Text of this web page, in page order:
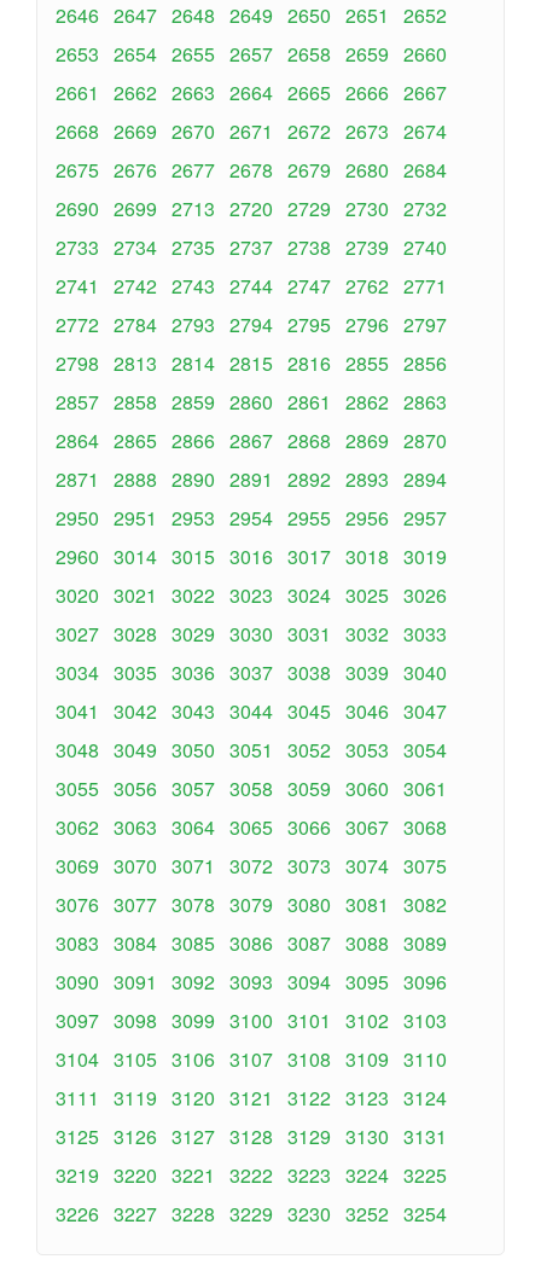
2646 2647 2648 2649 2650 2651
2652
2653 2654 2655 2657 2658 2659 2660
2661
2662 2663 2664 2665 2666 2667
2668 2669 2670 2671 2672 2673 2674
2675 2676 2677 2678 2679 2680 2684
2690 2699 2713 2720 2729 2730 2732
2733 2734 2735 2737 2738 2739 2740
2741
2742 2743 2744 2747 2762 2771
2772 2784 2793 2794 2795 2796 2797
2798 2813 2814 2815 2816 2855 2856
2857 2858 2859 2860 2861 2862 2863
2864 2865 2866 2867 2868 2869 2870
2871
2888 2890 2891 2892 2893 2894
2950 2951 2953 2954 2955 2956 2957
2960 3014 3015 3016 3017 3018 3019
3020 3021 3022 3023 3024 3025 3026
3027 3028 3029 3030 3031 3032 3033
3034 3035 3036 3037 3038 3039 3040
3041
3042 3043 3044 3045 3046 3047
3048 3049 3050 3051 3052 3053 3054
3055 3056 3057 3058 3059 3060 3061
3062 3063 3064 3065 3066 3067 3068
3069 3070 3071 3072 3073 3074 3075
3076 3077 3078 3079 3080 3081
3082
3083 3084 3085 3086 3087 3088 3089
3090 3091 3092 3093 3094 3095 3096
3097 3098 3099 3100 3101 3102 3103
3104 3105 3106 3107 3108 3109 3110
3111
3119 3120 3121 3122 3123 3124
3125 3126 3127 3128 3129 3130 3131
3219 3220 3221 3222 3223 3224 3225
3226 3227 3228 3229 3230 3252 3254